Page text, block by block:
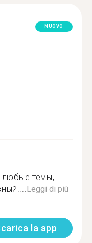
NUOVO
темы,
Leggi di più
la app